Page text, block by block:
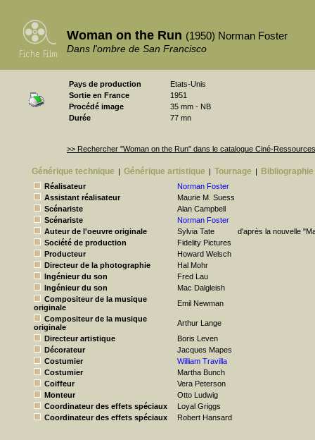
Woman on the Run (1950) Norman Foster
Dans l'ombre de San Francisco
Pays de production
Etats-Unis
Sortie en France
1951
Procédé image
35 mm - NB
Durée
77 mn
>> Rechercher "Woman on the Run" dans le catalogue Ciné-Ressources
Générique technique | Générique artistique | Tournage | Bibliographie
Réalisateur
Norman Foster
Assistant réalisateur
Maurie M. Suess
Scénariste
Alan Campbell
Scénariste
Norman Foster
Auteur de l'oeuvre originale
Sylvia Tate
d'après la nouvelle
Société de production
Fidelity Pictures
Producteur
Howard Welsch
Directeur de la photographie
Hal Mohr
Ingénieur du son
Fred Lau
Ingénieur du son
Mac Dalgleish
Compositeur de la musique
originale
Emil Newman
Compositeur de la musique
originale
Arthur Lange
Directeur artistique
Boris Leven
Décorateur
Jacques Mapes
Costumier
William Travilla
Costumier
Martha Bunch
Coiffeur
Vera Peterson
Monteur
Otto Ludwig
Coordinateur des effets spéciaux
Loyal Griggs
Coordinateur des effets spéciaux
Robert Hansard